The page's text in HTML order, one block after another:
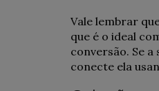
Vale lembrar
que é o ideal
conversão. Se
conecte ela